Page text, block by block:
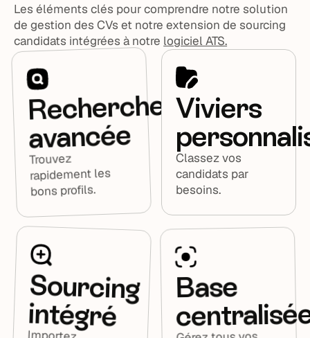
Les éléments clés pour comprendre notre solution
de gestion des CVs et notre extension de sourcing
candidats intégrées à notre logiciel ATS.
Recherche
avancée
Trouvez
rapidement les
bons profils.
Viviers
Classez vos
candidats par
besoins.
Sourcing
intégré
Base